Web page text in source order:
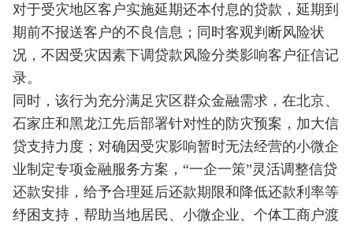
对于受灾地区客户实施延期还本付息的贷款，延期到
期前不报送客户的不良信息；同时客观判断风险状
况，不因受灾因素下调贷款风险分类影响客户征信记
录。
同时，该行为充分满足灾区群众金融需求，在北京、
石家庄和黑龙江先后部署针对性的防灾预案，加大信
贷支持力度；对确因受灾影响暂时无法经营的小微企
业制定专项金融服务方案，“一企一策”灵活调整信贷
还款安排，给予合理延后还款期限和降低还款利率等
纾困支持，帮助当地居民、小微企业、个体工商户渡